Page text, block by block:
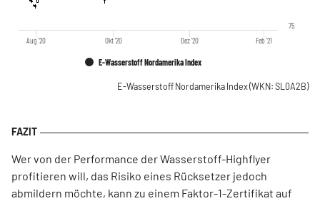
E-Wasserstoff Nordamerika Index
Aug '20 Okt '20 Dez '20 Feb '21
75
E-Wasserstoff Nordamerika Index(WKN: SL0A2B)
Wer von der Performance der Wasserstoff-Highflyer
profitieren will, das Risiko eines Rücksetzer jedoch
abmildern möchte, kann zu einem Faktor-1-Zertifikat auf